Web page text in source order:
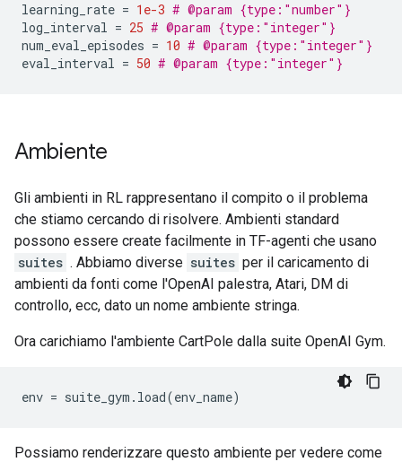
learning_rate = 1e-3 # @param {type:"number"}
log_interval = 25 # @param {type:"integer"}
num_eval_episodes = 10 # @param {type:"integer"}
eval_interval = 50 # @param {type:"integer"}
Ambiente
Gli ambienti in RL rappresentano il compito o il problema
che stiamo cercando di risolvere. Ambienti standard
possono essere create facilmente in TF-agenti che usano
suites . Abbiamo diverse suites per il caricamento di
ambienti da fonti come l'OpenAI palestra, Atari, DM di
controllo, ecc, dato un nome ambiente stringa.
Ora carichiamo l'ambiente CartPole dalla suite OpenAI Gym.
env = suite_gym . load(env_name)
Possiamo renderizzare questo ambiente per vedere come